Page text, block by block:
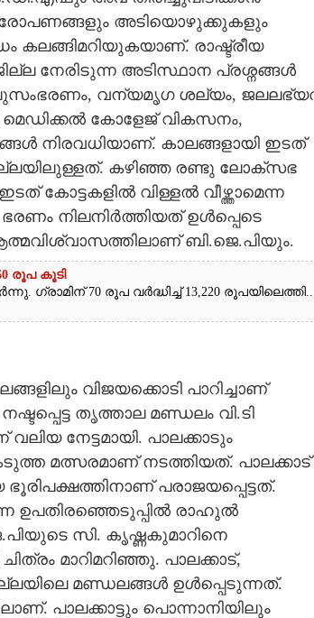
അടിയൊഴുക്കുകളും
കലങ്ങിമറിയുകയാണ്. രാഷ്ട്രീയ
നേരിടുന്ന അടിസ്ഥാന പ്രശ്നങ്ങൾ
വന്യമൃഗ ശല്യം,​
മെഡിക്കൽ കോളേജ് വികസനം,
നിരവധിയാണ്. കാലങ്ങളായി ഇടത്
കഴിഞ്ഞ രണ്ടു ലോക്സഭ
കോട്ടകളിൽ വിള്ളൽ വീഴ്ത്താമെന്ന
നിലനിർത്തിയത് ഉൾപ്പെടെ
ആത്മവിശ്വാസത്തിലാണ് ബി.ജെ.പിയും.
രൂപ കൂടി
70 രൂപ വർദ്ധിച്ച് 13,220
വിജയക്കൊടി പാറിച്ചാണ്
തൃത്താല മണ്ഡലം വി.ടി
നേട്ടമായി. പാലക്കാടും
മത്സരമാണ് നടത്തിയത്. പാലക്കാട്
പരാജയപ്പെട്ടത്.
ഉപതിരഞ്ഞെടുപ്പിൽ രാഹുൽ
സി. കൃഷ്ണകുമാറിനെ
മാറിമറിഞ്ഞു. പാലക്കാട്,
മണ്ഡലങ്ങൾ ഉൾപ്പെടുന്നത്.
പാലക്കാട്ടും പൊന്നാനിയിലും